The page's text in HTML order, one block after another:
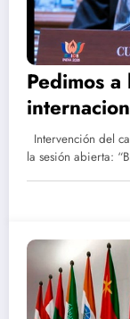
Pedimos
prevenir
Cuba
Intervención del
la sesión abierta: